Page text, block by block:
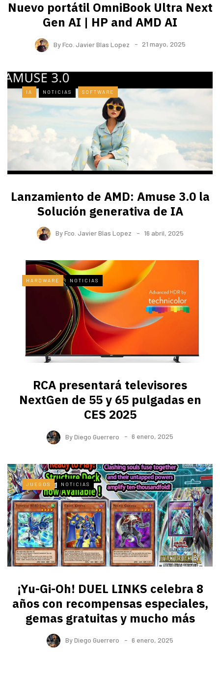
Nuevo portátil OmniBook Ultra ​Next
Gen AI | HP and AMD AI
ByFco. Javier Blas Lopez 21 mayo, 2025
IA NOTICIAS SOFTWARE
Lanzamiento de AMD: Amuse 3.0 la
Solución generativa de IA
ByFco. Javier Blas Lopez 16 abril, 2025
HARDWARE NOTICIAS
RCA presentará televisores
NextGen de 55 y 65 pulgadas en
CES 2025
ByDiego Guerrero 6 enero, 2025
JUEGOS NOTICIAS
¡Yu-Gi-Oh! DUEL LINKS celebra 8
años con recompensas especiales,
gemas gratuitas y mucho más
ByDiego Guerrero 6 enero, 2025